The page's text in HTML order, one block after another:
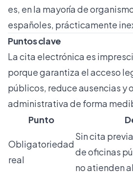
es, en la mayoría de
españoles, prácticamente
Puntos clave
La cita electrónica es
porque garantiza el acceso
públicos, reduce ausencias y
administrativa de forma
Punto
Obligatoriedad
real
Sin cita
de oficinas
no atienden